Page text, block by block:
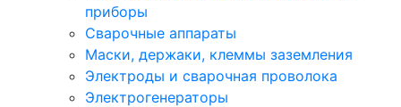
приборы
Сварочные аппараты
Маски, держаки, клеммы заземления
Электроды и сварочная проволока
Электрогенераторы